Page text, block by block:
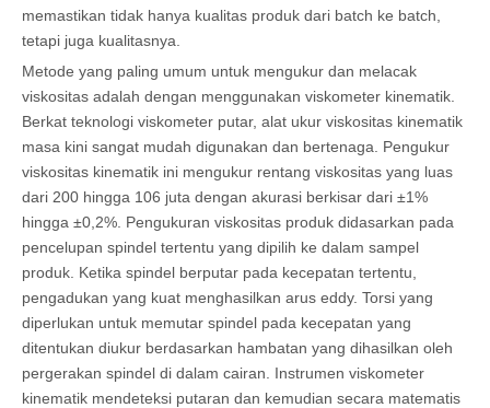
memastikan tidak hanya kualitas produk dari batch ke batch,
tetapi juga kualitasnya.
Metode yang paling umum untuk mengukur dan melacak
viskositas adalah dengan menggunakan viskometer kinematik.
Berkat teknologi viskometer putar, alat ukur viskositas kinematik
masa kini sangat mudah digunakan dan bertenaga. Pengukur
viskositas kinematik ini mengukur rentang viskositas yang luas
dari 200 hingga 106 juta dengan akurasi berkisar dari ±1%
hingga ±0,2%. Pengukuran viskositas produk didasarkan pada
pencelupan spindel tertentu yang dipilih ke dalam sampel
produk. Ketika spindel berputar pada kecepatan tertentu,
pengadukan yang kuat menghasilkan arus eddy. Torsi yang
diperlukan untuk memutar spindel pada kecepatan yang
ditentukan diukur berdasarkan hambatan yang dihasilkan oleh
pergerakan spindel di dalam cairan. Instrumen viskometer
kinematik mendeteksi putaran dan kemudian secara matematis